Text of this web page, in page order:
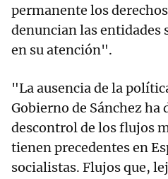
permanente los
denuncian las entidades
en su atención".
"La ausencia de la
Gobierno de Sánchez ha
descontrol de los flujos
tienen precedentes en
socialistas. Flujos que,